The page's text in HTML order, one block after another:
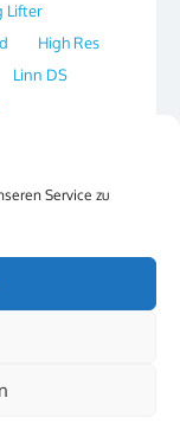
Service zu
Lifter
High Res
Linn DS
Synology
Design Lab